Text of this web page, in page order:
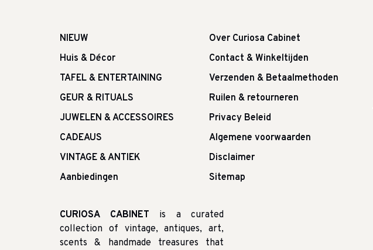
NIEUW
Huis & Décor
TAFEL & ENTERTAINING
GEUR & RITUALS
JUWELEN & ACCESSOIRES
CADEAUS
VINTAGE & ANTIEK
Aanbiedingen
Over Curiosa Cabinet
Contact & Winkeltijden
Verzenden & Betaalmethoden
Ruilen & retourneren
Privacy Beleid
Algemene voorwaarden
Disclaimer
Sitemap
CURIOSA CABINET is a curated
collection of vintage, antiques, art,
scents & handmade treasures that